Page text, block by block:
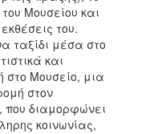
Μουσείου και
του.
ταξίδι μέσα στο
και
στο Μουσείο, μια
στον
που διαμορφώνει
κοινωνίας,